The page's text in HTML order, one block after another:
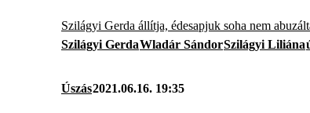
Szilágyi Gerda állítja, édesapjuk soha nem
Szilágyi GerdaWladár SándorSzilágyi Liliána
Úszás2021.06.16. 19:35